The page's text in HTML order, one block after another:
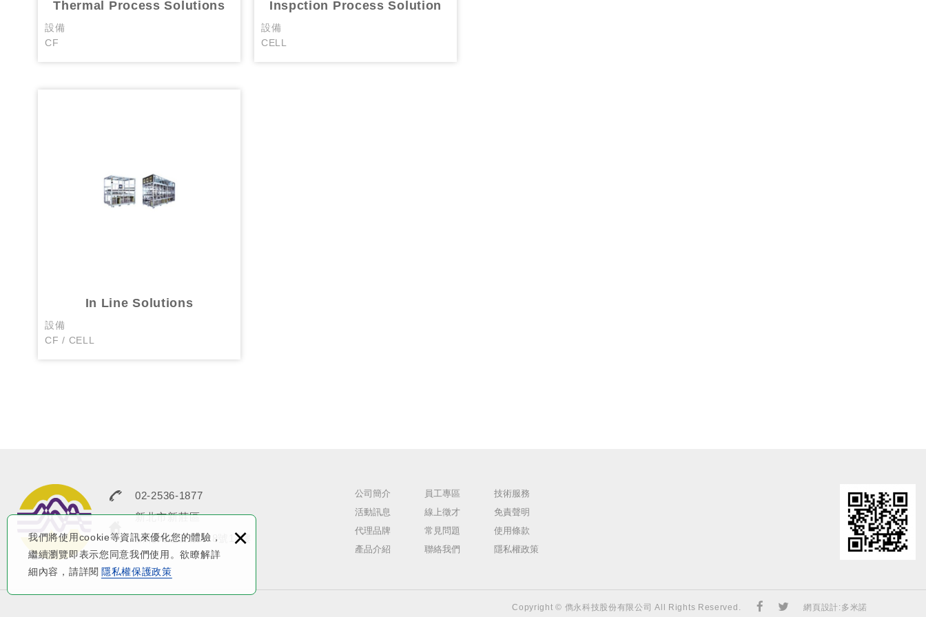
我們將使用cookie等資訊來優化您的體驗，
繼續瀏覽即表示您同意我們使用。欲瞭解詳
細內容，請詳閱 隱私權保護政策
×
Thermal Process Solutions
設備
CF
In Line Solutions
設備
CF / CELL
Inspction Process Solution
設備
CELL
02-2536-1877
新北市新莊區
新北大道三段218號14樓
公司簡介
活動訊息
代理品牌
產品介紹
員工專區
線上徵才
常見問題
聯絡我們
技術服務
免責聲明
使用條款
隱私權政策
Copyright © 儁永科技股份有限公司 All Rights Reserved. 網頁設計:多米諾